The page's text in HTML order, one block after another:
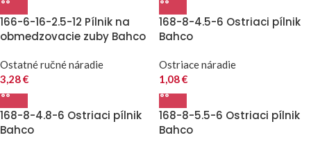
166-6-16-2.5-12 Pílnik na
obmedzovacie zuby Bahco
Ostatné ručné náradie
3,28€
168-8-4.5-6 Ostriaci pílnik
Bahco
Ostriace náradie
1,08€
168-8-4.8-6 Ostriaci pílnik
Bahco
168-8-5.5-6 Ostriaci pílnik
Bahco